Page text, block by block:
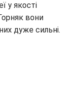
у якості
вони
дуже сильні.